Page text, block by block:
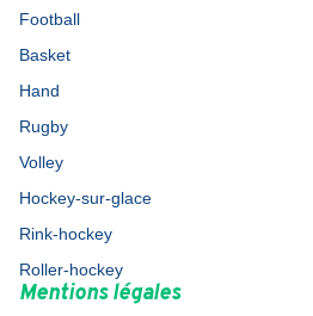
Football
Basket
Hand
Rugby
Volley
Hockey-sur-glace
Rink-hockey
Roller-hockey
Mentions légales